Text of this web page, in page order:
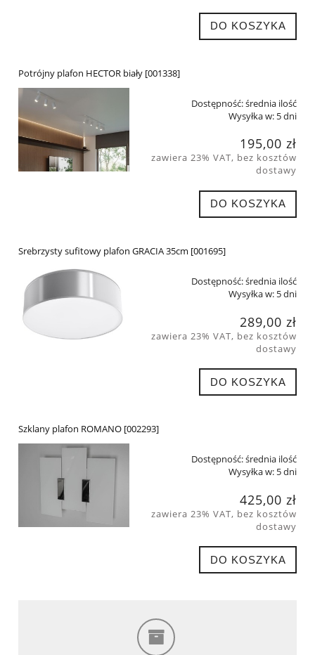
DO KOSZYKA
Potrójny plafon HECTOR biały [001338]
Dostępność:średnia ilość
Wysyłka w: 5 dni
195,00 zł
zawiera 23% VAT, bez kosztów
dostawy
DO KOSZYKA
Srebrzysty sufitowy plafon GRACIA 35cm [001695]
Dostępność:średnia ilość
Wysyłka w: 5 dni
289,00 zł
zawiera 23% VAT, bez kosztów
dostawy
DO KOSZYKA
Szklany plafon ROMANO [002293]
Dostępność:średnia ilość
Wysyłka w: 5 dni
425,00 zł
zawiera 23% VAT, bez kosztów
dostawy
DO KOSZYKA